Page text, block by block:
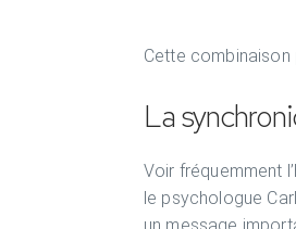
Cette
La
Voir fréquemment
le psychologue